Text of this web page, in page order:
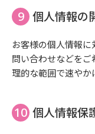
個人情報の
お客様の個人情報
問い合わせなどを
理的な範囲で速やか
個人情報保